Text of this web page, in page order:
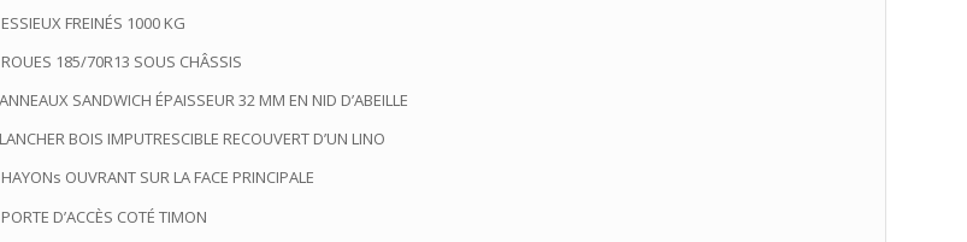
FREINÉS 1000 KG
185/70R13 SOUS CHÂSSIS
SANDWICH ÉPAISSEUR 32 MM EN NID D’ABEILLE
BOIS IMPUTRESCIBLE RECOUVERT D’UN LINO
OUVRANT SUR LA FACE PRINCIPALE
D’ACCÈS COTÉ TIMON